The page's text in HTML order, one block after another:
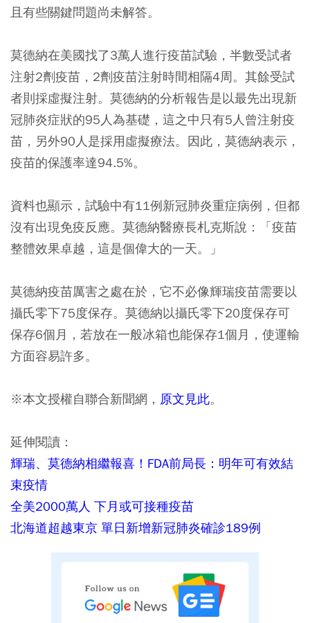
且有些關鍵問題尚未解答。
莫德納在美國找了3萬人進行疫苗試驗，半數受試者
注射2劑疫苗，2劑疫苗注射時間相隔4周。其餘受試
者則採虛擬注射。莫德納的分析報告是以最先出現新
冠肺炎症狀的95人為基礎，這之中只有5人曾注射疫
苗，另外90人是採用虛擬療法。因此，莫德納表示，
疫苗的保護率達94.5%。
資料也顯示，試驗中有11例新冠肺炎重症病例，但都
沒有出現免疫反應。莫德納醫療長札克斯說：「疫苗
整體效果卓越，這是個偉大的一天。」
莫德納疫苗厲害之處在於，它不必像輝瑞疫苗需要以
攝氏零下75度保存。莫德納以攝氏零下20度保存可
保存6個月，若放在一般冰箱也能保存1個月，使運輸
方面容易許多。
※本文授權自聯合新聞網， 原文見此。
延伸閱讀：
輝瑞、莫德納相繼報喜！FDA前局長：明年可有效結
束疫情
全美2000萬人 下月或可接種疫苗
北海道超越東京 單日新增新冠肺炎確診189例